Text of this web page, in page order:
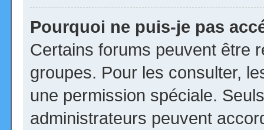
Pourquoi ne puis-je pas
Certains forums peuvent être
groupes. Pour les consulter,
une permission spéciale.
administrateurs peuvent